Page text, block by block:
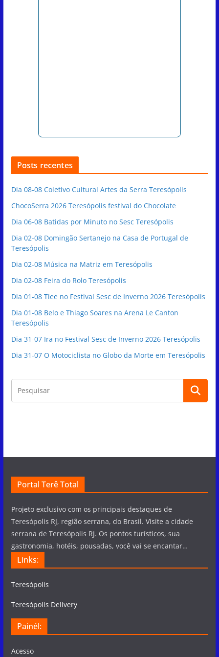
Posts recentes
Dia 08-08 Coletivo Cultural Artes da Serra Teresópolis
ChocoSerra 2026 Teresópolis festival do Chocolate
Dia 06-08 Batidas por Minuto no Sesc Teresópolis
Dia 02-08 Domingão Sertanejo na Casa de Portugal de
Teresópolis
Dia 02-08 Música na Matriz em Teresópolis
Dia 02-08 Feira do Rolo Teresópolis
Dia 01-08 Tiee no Festival Sesc de Inverno 2026 Teresópolis
Dia 01-08 Belo e Thiago Soares na Arena Le Canton
Teresópolis
Dia 31-07 Ira no Festival Sesc de Inverno 2026 Teresópolis
Dia 31-07 O Motociclista no Globo da Morte em Teresópolis
Portal Terê Total
Projeto exclusivo com os principais destaques de
Teresópolis RJ, região serrana, do Brasil. Visite a cidade
serrana de Teresópolis RJ. Os pontos turísticos, sua
gastronomia, hotéis, pousadas, você vai se encantar…
Links:
Teresópolis
Teresópolis Delivery
Painél:
Acesso